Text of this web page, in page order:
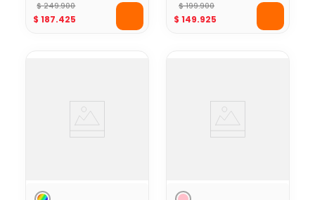
$ 249.900
$ 187.425
Bernedoodle
$ 199.900
$ 149.925